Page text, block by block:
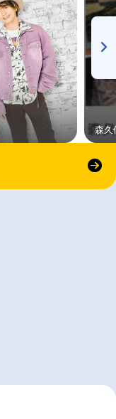
森久